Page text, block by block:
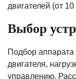
двигателей (от 10
Выбор
Подбор аппарата
двигателя,
управлению.